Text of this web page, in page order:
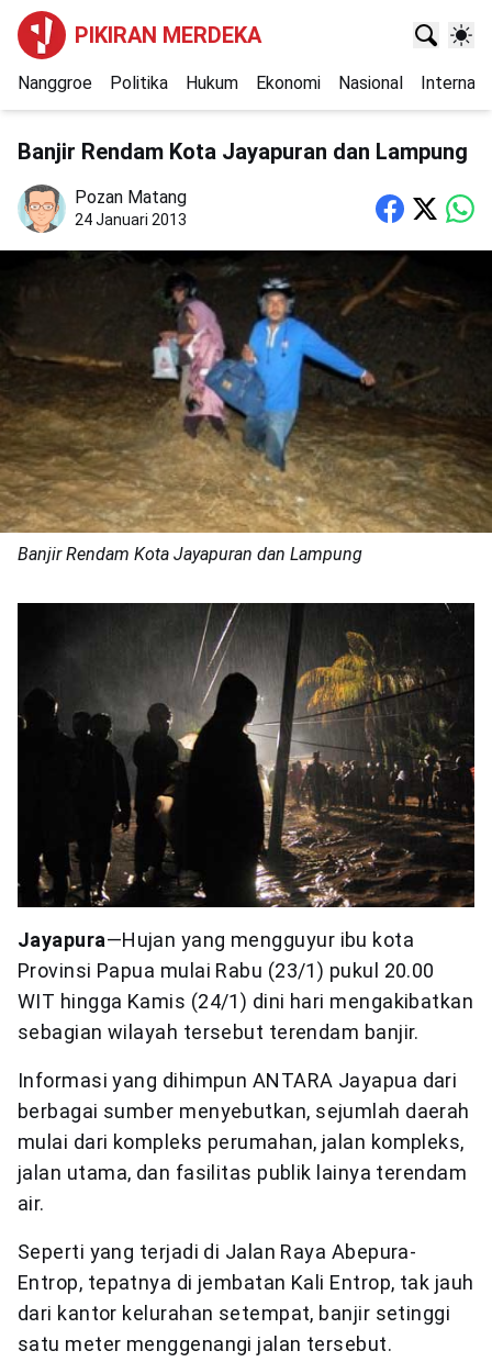
PIKIRAN MERDEKA
Nanggroe Politika Hukum Ekonomi Nasional
Banjir Rendam Kota Jayapuran dan Lampung
Pozan Matang
24 Januari 2013
Banjir Rendam Kota Jayapuran dan Lampung
Jayapura—Hujan yang mengguyur ibu kota
Provinsi Papua mulai Rabu (23/1) pukul 20.00
WIT hingga Kamis (24/1) dini hari mengakibatkan
sebagian wilayah tersebut terendam banjir.
Informasi yang dihimpun ANTARA Jayapua dari
berbagai sumber menyebutkan, sejumlah daerah
mulai dari kompleks perumahan, jalan kompleks,
jalan utama, dan fasilitas publik lainya terendam
air.
Seperti yang terjadi di Jalan Raya Abepura-
Entrop, tepatnya di jembatan Kali Entrop, tak jauh
dari kantor kelurahan setempat, banjir setinggi
satu meter menggenangi jalan tersebut.